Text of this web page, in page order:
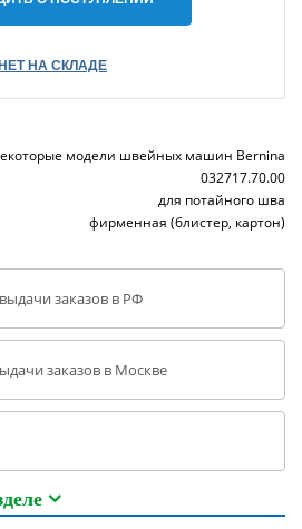
НА СКЛАДЕ
модели швейных машин Bernina
032717.70.00
для потайного шва
фирменная (блистер, картон)
заказов в РФ
заказов в Москве